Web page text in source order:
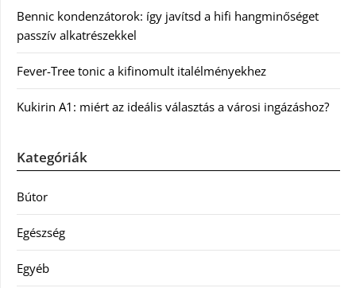
Bennic kondenzátorok: így javítsd a hifi hangminőséget
passzív alkatrészekkel
Fever-Tree tonic a kifinomult italélményekhez
Kukirin A1: miért az ideális választás a városi ingázáshoz?
Kategóriák
Bútor
Egészség
Egyéb